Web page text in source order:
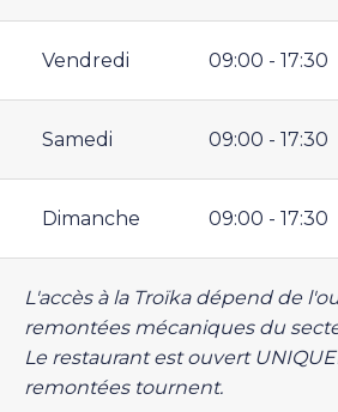
Vendredi 09:00 - 17:30
Samedi 09:00 - 17:30
Dimanche 09:00 - 17:30
L'accès à la Troïka dépend de
remontées mécaniques du
Le restaurant est ouvert
remontées tournent.